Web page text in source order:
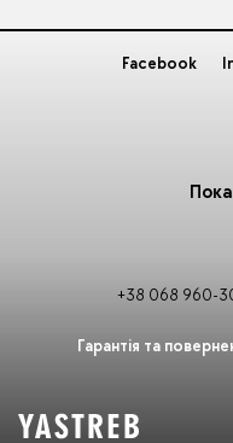
Facebook
+38 068 960-
Гарантія та